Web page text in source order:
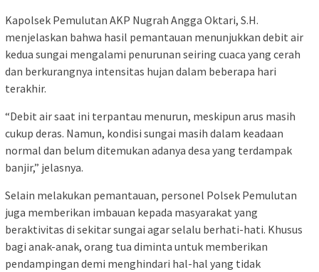
Kapolsek Pemulutan AKP Nugrah Angga Oktari, S.H.
menjelaskan bahwa hasil pemantauan menunjukkan debit air
kedua sungai mengalami penurunan seiring cuaca yang cerah
dan berkurangnya intensitas hujan dalam beberapa hari
terakhir.
“Debit air saat ini terpantau menurun, meskipun arus masih
cukup deras. Namun, kondisi sungai masih dalam keadaan
normal dan belum ditemukan adanya desa yang terdampak
banjir,” jelasnya.
Selain melakukan pemantauan, personel Polsek Pemulutan
juga memberikan imbauan kepada masyarakat yang
beraktivitas di sekitar sungai agar selalu berhati-hati. Khusus
bagi anak-anak, orang tua diminta untuk memberikan
pendampingan demi menghindari hal-hal yang tidak